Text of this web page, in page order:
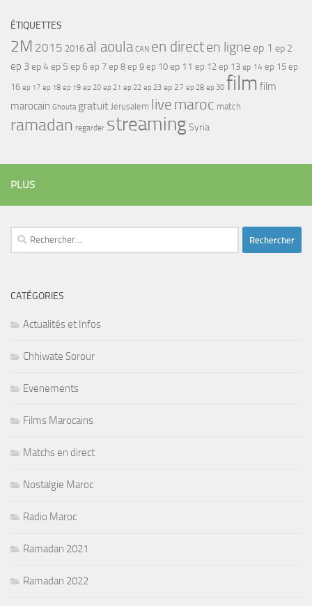
ÉTIQUETTES
2M 2015 2016 al aoula CAN en directen ligne ep 1 ep 2
ep 3ep 4ep 5 ep 6 ep 7 ep 8 ep 9 ep 10 ep 11 ep 12 ep 13 ep 14 ep 15 ep
16 ep 17 ep 18 ep 19 ep 20 ep 21 ep 22 ep 23 ep 27 ep 28 ep 30 film film
marocain Ghouta gratuit Jerusalem live maroc match
ramadan regarder streamingSyria
PLUS
Rechercher :
CATÉGORIES
Actualités et Infos
Chhiwate Sorour
Evenements
Films Marocains
Matchs en direct
Nostalgie Maroc
Radio Maroc
Ramadan 2021
Ramadan 2022